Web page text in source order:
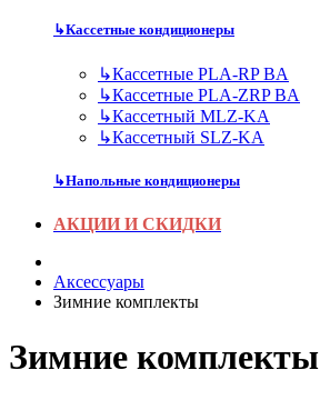
↳Кассетные кондиционеры
↳Кассетные PLA-RP BA
↳Кассетные PLA-ZRP BA
↳Кассетный MLZ-KA
↳Кассетный SLZ-KA
↳Напольные кондиционеры
АКЦИИ И СКИДКИ
Аксесcуары
Зимние комплекты
Зимние комплекты